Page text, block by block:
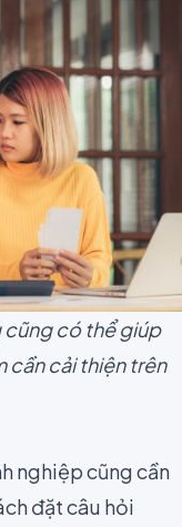
cũng có thể giúp
cần cải thiện trên
nghiệp cũng cần
đặt câu hỏi